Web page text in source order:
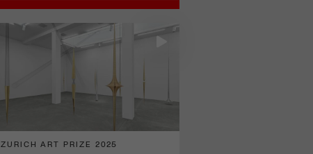
ZURICH ART PRIZE 2025